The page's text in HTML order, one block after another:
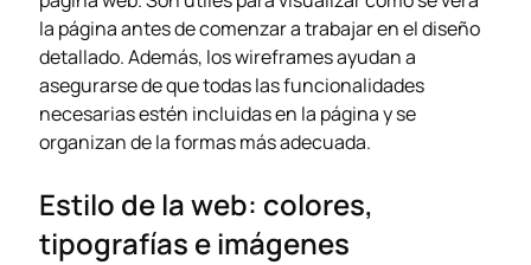
la página antes de comenzar a trabajar en el diseño
detallado. Además, los wireframes ayudan a
asegurarse de que todas las funcionalidades
necesarias estén incluidas en la página y se
organizan de la formas más adecuada.
Estilo de la web: colores,
tipografías e imágenes